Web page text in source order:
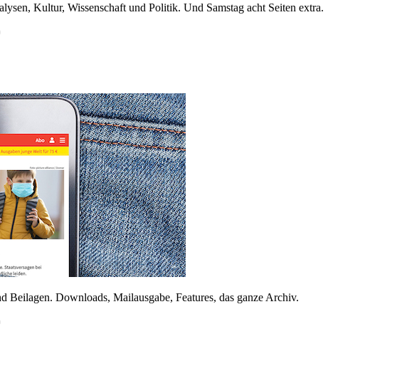
Kultur, Wissenschaft und Politik. Und Samstag acht Seiten extra.
Beilagen. Downloads, Mailausgabe, Features, das ganze Archiv.